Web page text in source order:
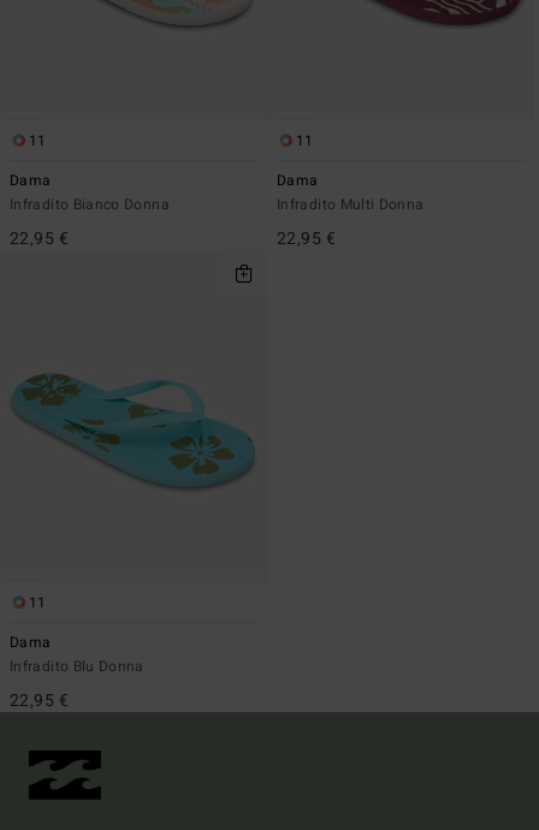
11
Dama
Infradito Bianco Donna
22,95 €
11
Dama
Infradito Multi Donna
22,95 €
11
Dama
Infradito Blu Donna
22,95 €